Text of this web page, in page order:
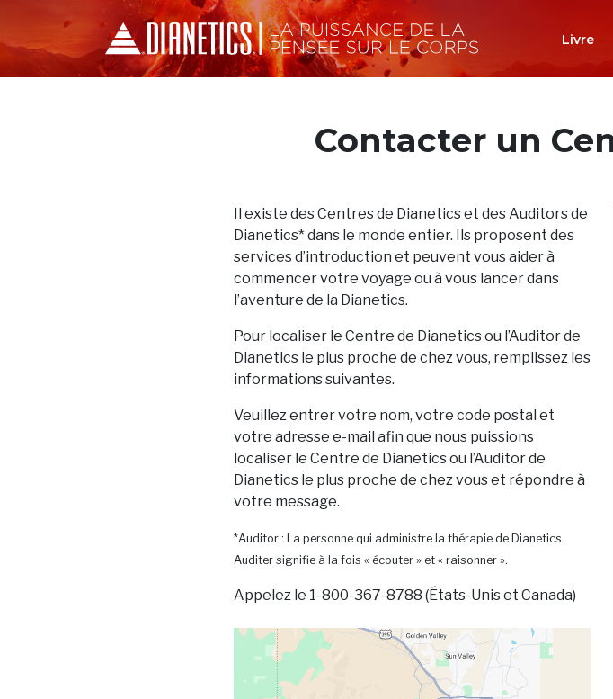
Livre
Contacter un
Il existe des Centres de Dianetics et des Auditors de
Dianetics* dans le monde entier. Ils proposent des
services d’introduction et peuvent vous aider à
commencer votre voyage ou à vous lancer dans
l’aventure de la Dianetics.
Pour localiser le Centre de Dianetics ou l’Auditor de
Dianetics le plus proche de chez vous, remplissez les
informations suivantes.
Veuillez entrer votre nom, votre code postal et
votre adresse e-mail afin que nous puissions
localiser le Centre de Dianetics ou l’Auditor de
Dianetics le plus proche de chez vous et répondre à
votre message.
*Auditor : La personne qui administre la thérapie de Dianetics.
Auditer signifie à la fois « écouter » et « raisonner ».
Appelez le 1-800-367-8788 (États-Unis et Canada)